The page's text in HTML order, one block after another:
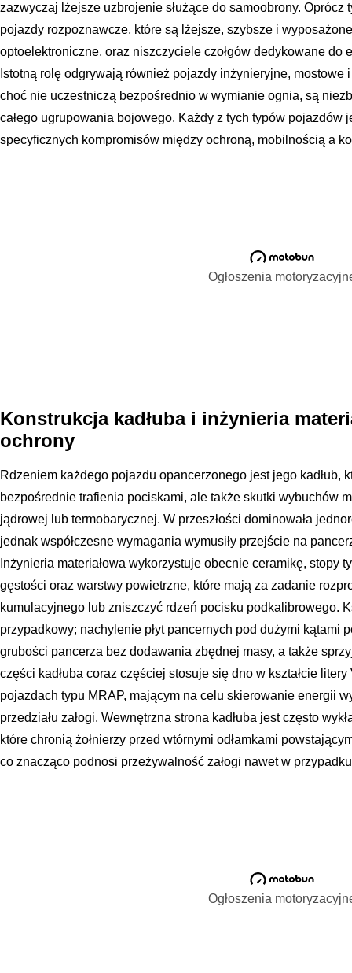
zazwyczaj lżejsze uzbrojenie służące do samoobrony. Oprócz
pojazdy rozpoznawcze, które są lżejsze, szybsze i
optoelektroniczne, oraz niszczyciele czołgów dedykowane do
Istotną rolę odgrywają również pojazdy inżynieryjne,
choć nie uczestniczą bezpośrednio w wymianie ognia, są
całego ugrupowania bojowego. Każdy z tych typów pojazdów
specyficznych kompromisów między ochroną, mobilnością a
Ogłoszenia
Konstrukcja kadłuba i inżynieria
ochrony
Rdzeniem każdego pojazdu opancerzonego jest jego kadłub,
bezpośrednie trafienia pociskami, ale także skutki wybuchów
jądrowej lub termobarycznej. W przeszłości dominowała
jednak współczesne wymagania wymusiły przejście na
Inżynieria materiałowa wykorzystuje obecnie ceramikę, stopy
gęstości oraz warstwy powietrzne, które mają za zadanie
kumulacyjnego lub zniszczyć rdzeń pocisku podkalibrowego.
przypadkowy; nachylenie płyt pancernych pod dużymi kątami
grubości pancerza bez dodawania zbędnej masy, a także
części kadłuba coraz częściej stosuje się dno w kształcie
pojazdach typu MRAP, mającym na celu skierowanie energii
przedziału załogi. Wewnętrzna strona kadłuba jest często
które chronią żołnierzy przed wtórnymi odłamkami
co znacząco podnosi przeżywalność załogi nawet w
Ogłoszenia